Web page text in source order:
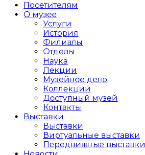
Посетителям
О музее
Услуги
История
Филиалы
Отделы
Наука
Лекции
Музейное дело
Коллекции
Доступный музей
Контакты
Выставки
Выставки
Виртуальные выставки
Передвижные выставки